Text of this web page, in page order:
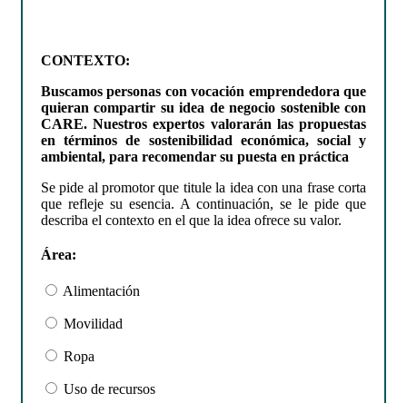
CONTEXTO:
Buscamos personas con vocación emprendedora que
quieran compartir su idea de negocio sostenible con
CARE. Nuestros expertos valorarán las propuestas
en términos de sostenibilidad económica, social y
ambiental, para recomendar su puesta en práctica
Se pide al promotor que titule la idea con una frase corta
que refleje su esencia. A continuación, se le pide que
describa el contexto en el que la idea ofrece su valor.
Área:
Alimentación
Movilidad
Ropa
Uso de recursos